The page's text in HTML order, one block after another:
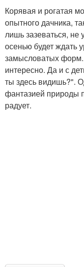
Корявая и рогатая
опытного дачника,
лишь зазеваться, не
осенью будет ждать
замысловатых форм.
интересно. Да и с
ты здесь видишь?".
фантазией природы
радует.